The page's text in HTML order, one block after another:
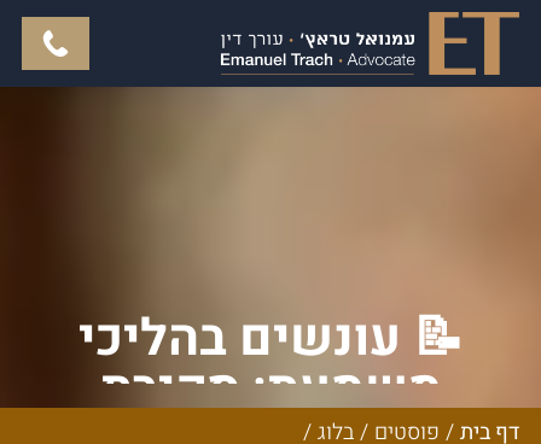
📝 עונשים בהליכי
משמעת: סקירת
דף בית/ פוסטים /בלוג/